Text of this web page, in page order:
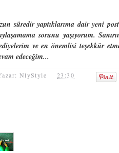
süredir yaptıklarıma dair yeni
sorunu yaşıyorum.
ve en önemlisi teşekkür
edeceğim...
NlyStyle 23:30